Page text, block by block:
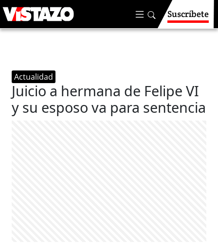
Suscríbete
Actualidad
Juicio a hermana de Felipe VI
y su esposo va para sentencia